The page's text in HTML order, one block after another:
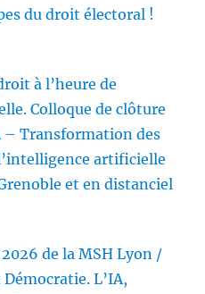
du droit électoral !
à l’heure de
Colloque de clôture
– Transformation des
artificielle
et en distanciel
de la MSH Lyon /
L’IA,